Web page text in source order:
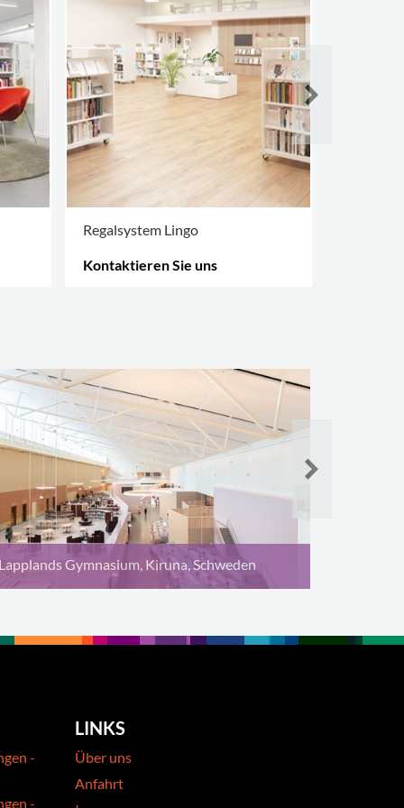
Regalsystem Lingo
Kontaktieren Sie uns
Lapplands Gymnasium, Kiruna, Schweden
-
-
LINKS
Über uns
Anfahrt